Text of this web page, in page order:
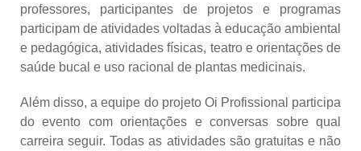
professores, participantes de projetos e programas
participam de atividades voltadas à educação ambiental
e pedagógica, atividades físicas, teatro e orientações de
saúde bucal e uso racional de plantas medicinais.
Além disso, a equipe do projeto Oi Profissional participa
do evento com orientações e conversas sobre qual
carreira seguir. Todas as atividades são gratuitas e não